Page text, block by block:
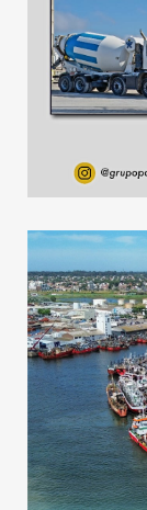
4 de agosto de